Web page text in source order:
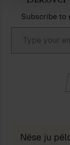
Subscribe to
Type your email…
Nëse ju